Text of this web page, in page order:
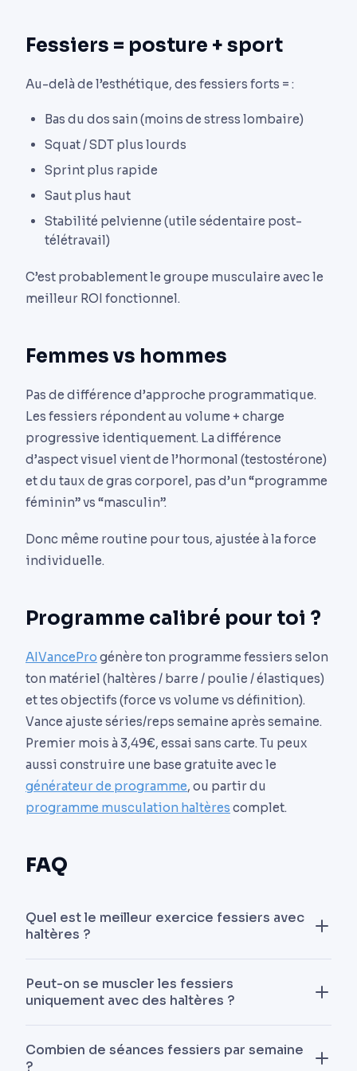
Fessiers = posture + sport
Au-delà de l’esthétique, des fessiers forts = :
Bas du dos sain (moins de stress lombaire)
Squat / SDT plus lourds
Sprint plus rapide
Saut plus haut
Stabilité pelvienne (utile sédentaire post-
télétravail)
C’est probablement le groupe musculaire avec le
meilleur ROI fonctionnel.
Femmes vs hommes
Pas de différence d’approche programmatique.
Les fessiers répondent au volume + charge
progressive identiquement. La différence
d’aspect visuel vient de l’hormonal (testostérone)
et du taux de gras corporel, pas d’un “programme
féminin” vs “masculin”.
Donc même routine pour tous, ajustée à la force
individuelle.
Programme calibré pour toi ?
AIVancePro génère ton programme fessiers selon
ton matériel (haltères / barre / poulie / élastiques)
et tes objectifs (force vs volume vs définition).
Vance ajuste séries/reps semaine après semaine.
Premier mois à 3,49€, essai sans carte. Tu peux
aussi construire une base gratuite avec le
générateur de programme, ou partir du
programme musculation haltères complet.
FAQ
Quel est le meilleur exercice fessiers avec
haltères ?
environ deux fois plus le grand fessier que le
squat (étude Contreras 2015), et il se charge
développé couché. Complète-le avec du soulevé
Peut-on se muscler les fessiers
uniquement avec des haltères ?
l’extension de hanche (hip thrust, RDL, sumo
Combien de séances fessiers par semaine
?